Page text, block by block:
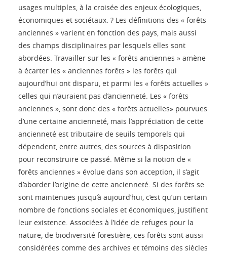
usages multiples, à la croisée des enjeux écologiques,
économiques et sociétaux. ? Les définitions des « forêts
anciennes » varient en fonction des pays, mais aussi
des champs disciplinaires par lesquels elles sont
abordées. Travailler sur les « forêts anciennes » amène
à écarter les « anciennes forêts » les forêts qui
aujourd’hui ont disparu, et parmi les « forêts actuelles »
celles qui n’auraient pas d’ancienneté. Les « forêts
anciennes », sont donc des « forêts actuelles» pourvues
d’une certaine ancienneté, mais l’appréciation de cette
ancienneté est tributaire de seuils temporels qui
dépendent, entre autres, des sources à disposition
pour reconstruire ce passé. Même si la notion de «
forêts anciennes » évolue dans son acception, il s’agit
d’aborder l’origine de cette ancienneté. Si des forêts se
sont maintenues jusqu’à aujourd’hui, c’est qu’un certain
nombre de fonctions sociales et économiques, justifient
leur existence. Associées à l’idée de refuges pour la
nature, de biodiversité forestière, ces forêts sont aussi
considérées comme des archives et témoins des siècles